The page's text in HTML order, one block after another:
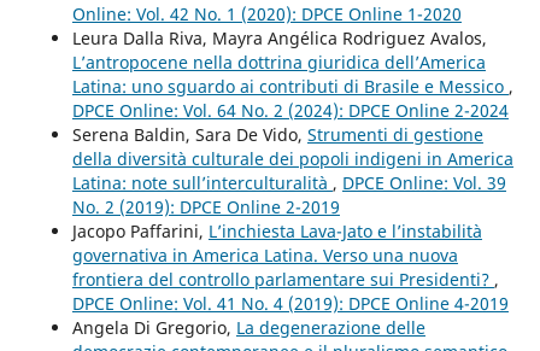
Online: Vol. 42 No. 1 (2020): DPCE Online 1-2020
Leura Dalla Riva, Mayra Angélica Rodriguez Avalos,
L’antropocene nella dottrina giuridica dell’America
Latina: uno sguardo ai contributi di Brasile e Messico ,
DPCE Online: Vol. 64 No. 2 (2024): DPCE Online 2-2024
Serena Baldin, Sara De Vido, Strumenti di gestione
della diversità culturale dei popoli indigeni in America
Latina: note sull’interculturalità , DPCE Online: Vol. 39
No. 2 (2019): DPCE Online 2-2019
Jacopo Paffarini, L’inchiesta Lava-Jato e l’instabilità
governativa in America Latina. Verso una nuova
frontiera del controllo parlamentare sui Presidenti? ,
DPCE Online: Vol. 41 No. 4 (2019): DPCE Online 4-2019
Angela Di Gregorio, La degenerazione delle